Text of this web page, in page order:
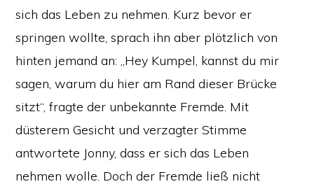
sich das Leben zu nehmen. Kurz bevor er
springen wollte, sprach ihn aber plötzlich von
hinten jemand an: „Hey Kumpel, kannst du mir
sagen, warum du hier am Rand dieser Brücke
sitzt“, fragte der unbekannte Fremde. Mit
düsterem Gesicht und verzagter Stimme
antwortete Jonny, dass er sich das Leben
nehmen wolle. Doch der Fremde ließ nicht